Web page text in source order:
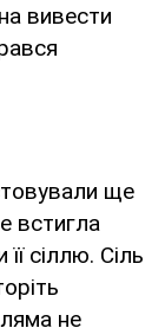
вивести
ще
встигла
сіллю. Сіль
не